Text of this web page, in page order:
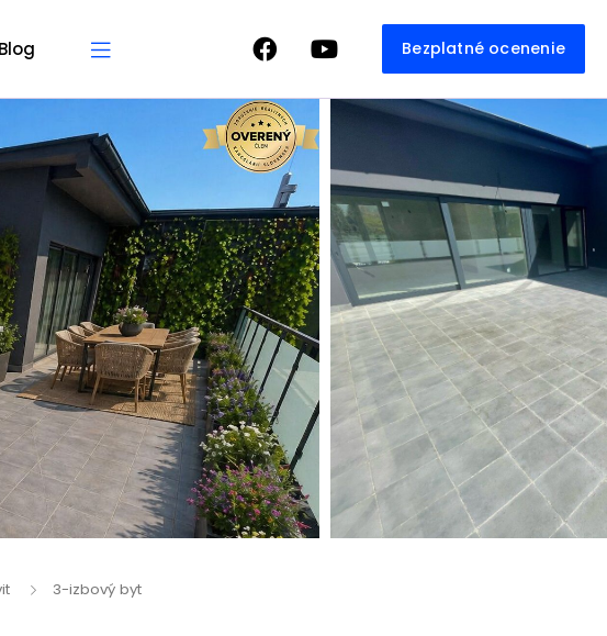
Blog Bezplatné ocenenie
3-izbový byt